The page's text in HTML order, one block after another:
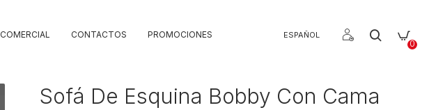
COMERCIAL CONTACTOS PROMOCIONES ESPAÑOL
0
Sofá De Esquina Bobby Con Cama